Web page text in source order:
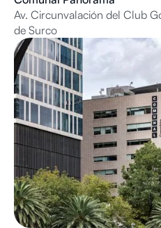
Av. Circunvalación del Club
de Surco